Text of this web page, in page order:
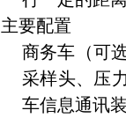
主要配置
商务车（可
采样头、压
车信息通讯